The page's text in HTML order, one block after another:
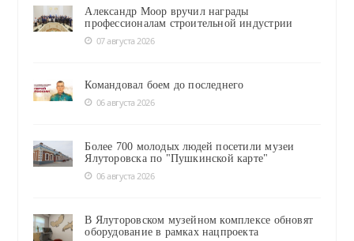
Александр Моор вручил награды
профессионалам строительной индустрии
07 августа 2026
Командовал боем до последнего
06 августа 2026
Более 700 молодых людей посетили музеи
Ялуторовска по "Пушкинской карте"
06 августа 2026
В Ялуторовском музейном комплексе обновят
оборудование в рамках нацпроекта